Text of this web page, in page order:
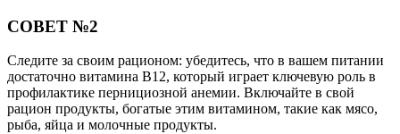
СОВЕТ №2
Следите за своим рационом: убедитесь, что в вашем питании
достаточно витамина B12, который играет ключевую роль в
профилактике пернициозной анемии. Включайте в свой
рацион продукты, богатые этим витамином, такие как мясо,
рыба, яйца и молочные продукты.